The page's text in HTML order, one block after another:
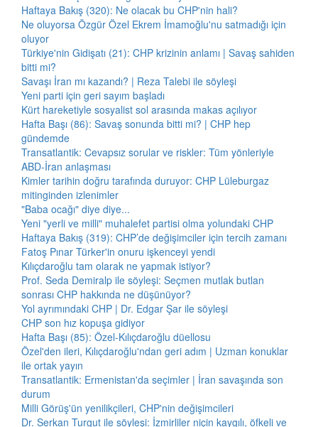
Haftaya Bakış (320): Ne olacak bu CHP'nin hali?
Ne oluyorsa Özgür Özel Ekrem İmamoğlu'nu satmadığı için
oluyor
Türkiye'nin Gidişatı (21): CHP krizinin anlamı | Savaş sahiden
bitti mi?
Savaşı İran mı kazandı? | Reza Talebi ile söyleşi
Yeni parti için geri sayım başladı
Kürt hareketiyle sosyalist sol arasında makas açılıyor
Hafta Başı (86): Savaş sonunda bitti mi? | CHP hep
gündemde
Transatlantik: Cevapsız sorular ve riskler: Tüm yönleriyle
ABD-İran anlaşması
Kimler tarihin doğru tarafında duruyor: CHP Lüleburgaz
mitinginden izlenimler
"Baba ocağı" diye diye...
Yeni "yerli ve milli" muhalefet partisi olma yolundaki CHP
Haftaya Bakış (319): CHP’de değişimciler için tercih zamanı
Fatoş Pınar Türker'in onuru işkenceyi yendi
Kılıçdaroğlu tam olarak ne yapmak istiyor?
Prof. Seda Demiralp ile söyleşi: Seçmen mutlak butlan
sonrası CHP hakkında ne düşünüyor?
Yol ayrımındaki CHP | Dr. Edgar Şar ile söyleşi
CHP son hız kopuşa gidiyor
Hafta Başı (85): Özel-Kılıçdaroğlu düellosu
Özel'den ileri, Kılıçdaroğlu'ndan geri adım | Uzman konuklar
ile ortak yayın
Transatlantik: Ermenistan'da seçimler | İran savaşında son
durum
Milli Görüş'ün yenilikçileri, CHP'nin değişimcileri
Dr. Serkan Turgut ile söyleşi: İzmirliler niçin kaygılı, öfkeli ve